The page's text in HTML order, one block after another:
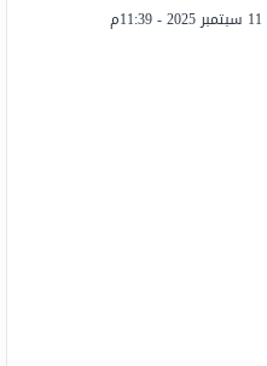
11 سبتمبر 2025 - 11:39م